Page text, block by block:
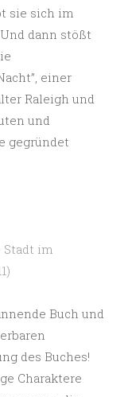
sie sich im
dann stößt
einer
Raleigh und
und
gegründet
Stadt im
Buch und
des Buches!
Charaktere